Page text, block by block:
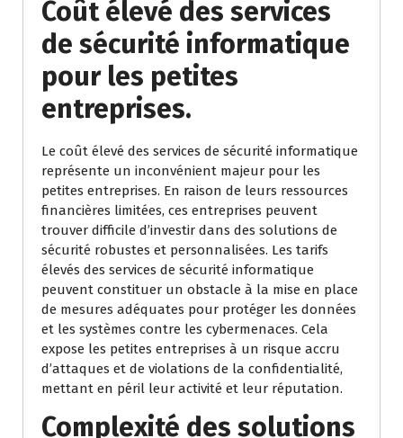
Coût élevé des services
de sécurité informatique
pour les petites
entreprises.
Le coût élevé des services de sécurité informatique
représente un inconvénient majeur pour les
petites entreprises. En raison de leurs ressources
financières limitées, ces entreprises peuvent
trouver difficile d’investir dans des solutions de
sécurité robustes et personnalisées. Les tarifs
élevés des services de sécurité informatique
peuvent constituer un obstacle à la mise en place
de mesures adéquates pour protéger les données
et les systèmes contre les cybermenaces. Cela
expose les petites entreprises à un risque accru
d’attaques et de violations de la confidentialité,
mettant en péril leur activité et leur réputation.
Complexité des solutions